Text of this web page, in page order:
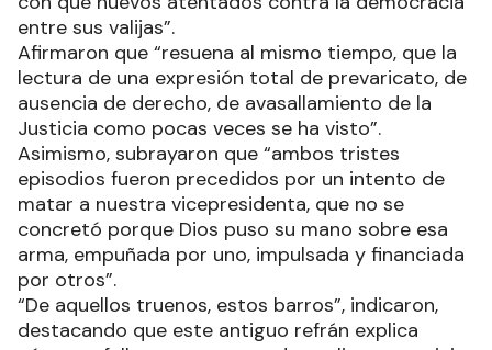
entre sus valijas”.
Afirmaron que “resuena al mismo tiempo, que la
lectura de una expresión total de prevaricato, de
ausencia de derecho, de avasallamiento de la
Justicia como pocas veces se ha visto”.
Asimismo, subrayaron que “ambos tristes
episodios fueron precedidos por un intento de
matar a nuestra vicepresidenta, que no se
concretó porque Dios puso su mano sobre esa
arma, empuñada por uno, impulsada y financiada
por otros”.
“De aquellos truenos, estos barros”, indicaron,
destacando que este antiguo refrán explica